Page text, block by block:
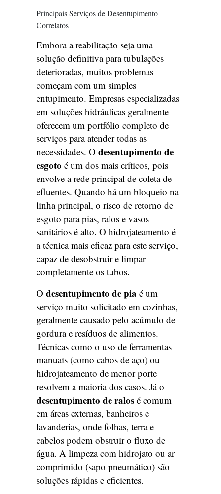
Principais Serviços de Desentupimento
Correlatos
Embora a reabilitação seja uma
solução definitiva para tubulações
deterioradas, muitos problemas
começam com um simples
entupimento. Empresas especializadas
em soluções hidráulicas geralmente
oferecem um portfólio completo de
serviços para atender todas as
necessidades. O desentupimento de
esgoto é um dos mais críticos, pois
envolve a rede principal de coleta de
efluentes. Quando há um bloqueio na
linha principal, o risco de retorno de
esgoto para pias, ralos e vasos
sanitários é alto. O hidrojateamento é
a técnica mais eficaz para este serviço,
capaz de desobstruir e limpar
completamente os tubos.
O desentupimento de pia é um
serviço muito solicitado em cozinhas,
geralmente causado pelo acúmulo de
gordura e resíduos de alimentos.
Técnicas como o uso de ferramentas
manuais (como cabos de aço) ou
hidrojateamento de menor porte
resolvem a maioria dos casos. Já o
desentupimento de ralos é comum
em áreas externas, banheiros e
lavanderias, onde folhas, terra e
cabelos podem obstruir o fluxo de
água. A limpeza com hidrojato ou ar
comprimido (sapo pneumático) são
soluções rápidas e eficientes.